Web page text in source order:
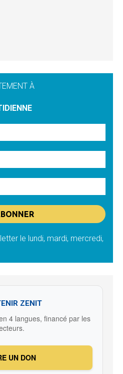
À
le lundi, mardi, mercredi,
ZENIT
4 langues, financé par les
UN DON